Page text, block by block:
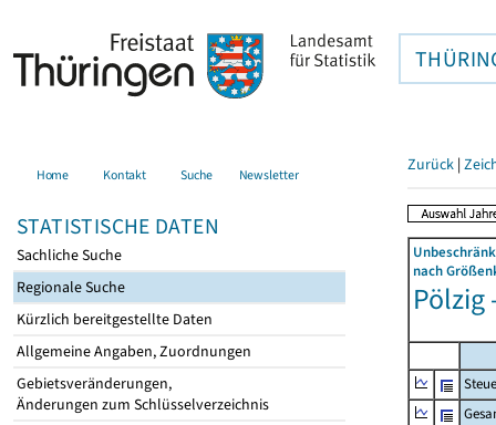
Home Kontakt Suche Newsletter
STATISTISCHE DATEN
Sachliche Suche
Regionale Suche
Kürzlich bereitgestellte Daten
Allgemeine Angaben, Zuordnungen
Gebietsveränderungen,
Änderungen zum Schlüsselverzeichnis
Zurück |
nach
Pölzig